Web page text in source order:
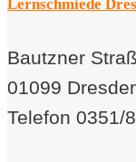
Lernschmiede
Bautzner
01099
Telefon 0351/